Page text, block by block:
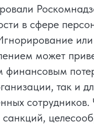
в сфере
или
может
финансовым
так и
санкций,